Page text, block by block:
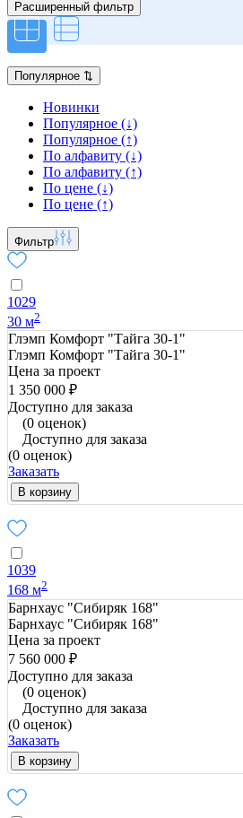
Расширенный фильтр
Популярное ⇅
Новинки
Популярное (↓)
Популярное (↑)
По алфавиту (↓)
По алфавиту (↑)
По цене (↓)
По цене (↑)
Фильтр
1029
30 м2
Глэмп Комфорт "Тайга 30-1"
Глэмп Комфорт "Тайга 30-1"
Цена за проект
1 350 000 ₽
Доступно для заказа
(0 оценок)
Доступно для заказа
(0 оценок)
Заказать
В корзину
1039
168 м2
Барнхаус "Сибиряк 168"
Барнхаус "Сибиряк 168"
Цена за проект
7 560 000 ₽
Доступно для заказа
(0 оценок)
Доступно для заказа
(0 оценок)
Заказать
В корзину